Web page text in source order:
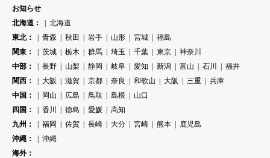
お知らせ
北海道：
北海道
東北：
青森 秋田 岩手 山形 宮城
福島
関東：
茨城 栃木 群馬 埼玉 千葉 東京
神奈川
中部：
長野 山梨 静岡 岐阜 愛知 新潟 富山 石川
福井
関西：
大阪 滋賀 京都 奈良 和歌山 大阪 三重
兵庫
中国：
岡山 広島 鳥取 島根
山口
四国：
香川 徳島 愛媛
高知
九州：
福岡 佐賀 長崎 大分 宮崎 熊本
鹿児島
沖縄：
沖縄
海外：